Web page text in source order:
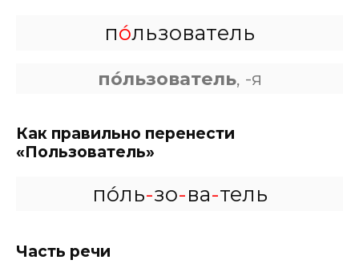
по́льзователь
по́льзователь, -я
Как правильно перенести
«Пользователь»
по́ль-зо-ва-тель
Часть речи